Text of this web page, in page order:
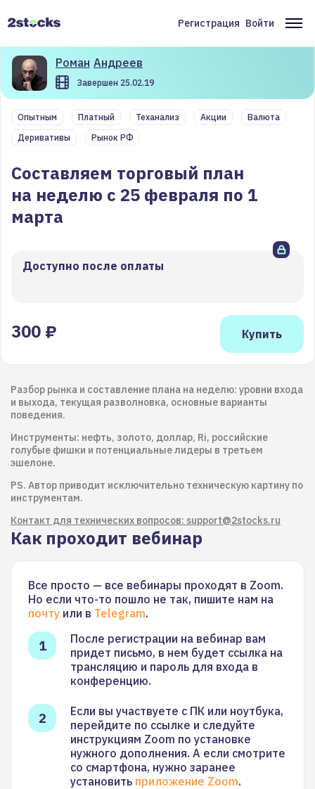
содержанию
Меню
пользователя
Регистрация Войти
Роман Андреев
Завершен 25.02.19
Составляем торговый план
на неделю с 25 февраля по 1
марта
Доступно после оплаты
Опытным Платный Теханализ Акции
Валюта
Деривативы
Рынок РФ
300 ₽
Разбор рынка и составление плана на неделю: уровни входа
и выхода, текущая разволновка, основные варианты
поведения.
Инструменты: нефть, золото, доллар, Ri, российские
голубые фишки и потенциальные лидеры в третьем
эшелоне.
PS. Автор приводит исключительно техническую картину по
инструментам.
Контакт для технических вопросов: support@2stocks.ru
Как проходит вебинар
Все просто — все вебинары проходят в Zoom.
Но если что-то пошло не так, пишите нам на
почту или в Telegram.
После регистрации на вебинар вам
придет письмо, в нем будет ссылка на
трансляцию и пароль для входа в
конференцию.
Если вы участвуете с ПК или ноутбука,
перейдите по ссылке и следуйте
инструкциям Zoom по установке
нужного дополнения. А если смотрите
со смартфона, нужно заранее
установить приложение Zoom.